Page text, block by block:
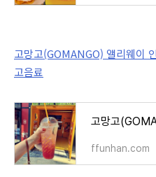
고망고(GOMANGO) 앨리웨이
고음료
ffunhan.com